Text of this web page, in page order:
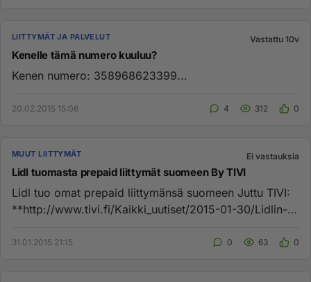
LIITTYMÄT JA PALVELUT Vastattu 10v
Kenelle tämä numero kuuluu?
Kenen numero: 358968623399...
20.02.2015 15:06 4 312 0
MUUT LIITTYMÄT Ei vastauksia
Lidl tuomasta prepaid liittymät suomeen By TIVI
Lidl tuo omat prepaid liittymänsä suomeen Juttu TIVI:
**http://www.tivi.fi/Kaikki_uutiset/2015-01-30/Lidlin-
31.01.2015 21:15 0 63 0